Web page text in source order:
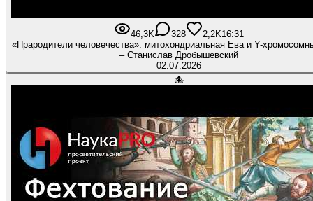
46,3K 328 2,2K16:31
«Прародители человечества»: митохондриальная Ева и Y-
– Станислав Дробышевский
02.07.2026
🐙